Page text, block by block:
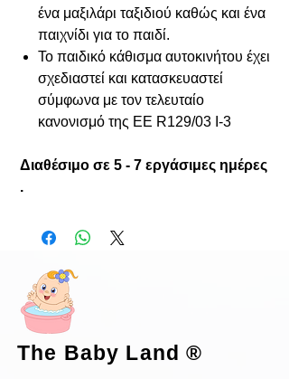
ένα μαξιλάρι ταξιδιού καθώς και ένα
παιχνίδι για το παιδί.
Το παιδικό κάθισμα αυτοκινήτου έχει
σχεδιαστεί και κατασκευαστεί
σύμφωνα με τον τελευταίο
κανονισμό της ΕΕ R129/03 I-3
Διαθέσιμο σε 5 - 7 εργάσιμες ημέρες
.
The Baby Land®